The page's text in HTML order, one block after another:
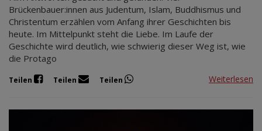
Brückenbauer:innen aus Judentum, Islam, Buddhismus und
Christentum erzählen vom Anfang ihrer Geschichten bis
heute. Im Mittelpunkt steht die Liebe. Im Laufe der
Geschichte wird deutlich, wie schwierig dieser Weg ist, wie
die Protago
Teilen Teilen Teilen Weiterlesen